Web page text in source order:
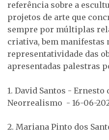
referência sobre a
projetos de arte que
sempre por múltiplas
criativa, bem manifestas
representatividade das
apresentadas palestras
1. David Santos - Ernesto
Neorrealismo - 16-06-
2. Mariana Pinto dos